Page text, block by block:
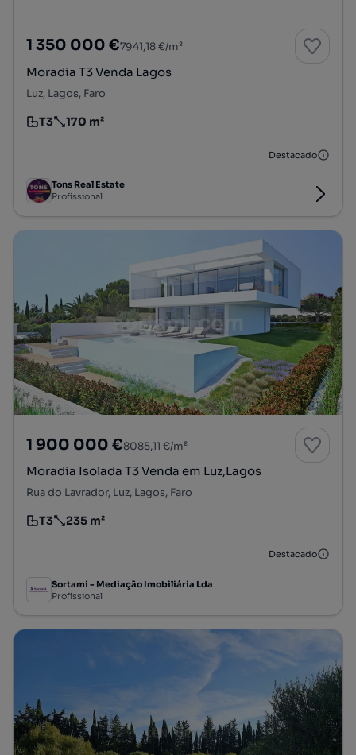
1 350 000 €7941,18 €/m²
Moradia T3 Venda Lagos
Luz, Lagos, Faro
Tipologia
T3
Preço por metro quadrado
170 m²
Destacado
Tons Real Estate
Profissional
1 900 000 €8085,11 €/m²
Moradia Isolada T3 Venda em Luz,Lagos
Rua do Lavrador, Luz, Lagos, Faro
Tipologia
T3
Preço por metro quadrado
235 m²
Destacado
Sortami - Mediação Imobiliária Lda
Profissional